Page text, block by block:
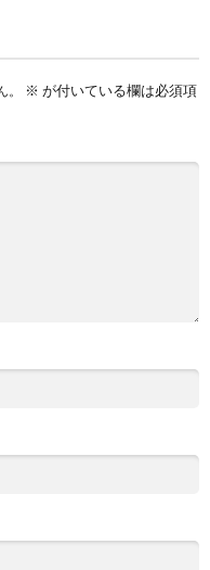
※ が付いている欄は必須項